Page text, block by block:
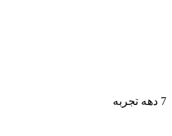
7 دهه تجربه